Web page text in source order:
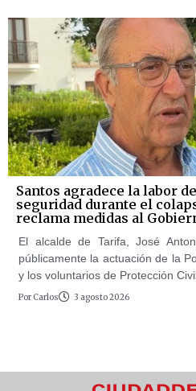
Santos agradece la labor
seguridad durante el
reclama medidas al
El alcalde de Tarifa, José
públicamente la actuación de la
y los voluntarios de Protección
Por Carlos 3 agosto 2026